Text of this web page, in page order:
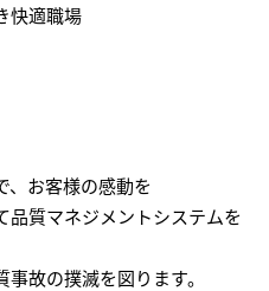
快適職場
、お客様の感動を
品質マネジメントシステムを
故の撲滅を図ります。